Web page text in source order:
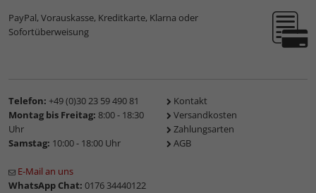
PayPal, Vorauskasse, Kreditkarte, Klarna oder
Sofortüberweisung
Telefon: +49 (0)30 23 59 490 81
Montag bis Freitag: 8:00 - 18:30
Uhr
Samstag: 10:00 - 18:00 Uhr
E-Mail an uns
WhatsApp Chat: 0176 34440122
Kontakt
Versandkosten
Zahlungsarten
AGB